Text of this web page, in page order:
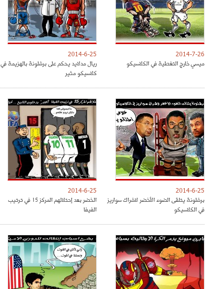
2014-7-26
ميسي خارج التغطية في الكلاسيكو
2014-6-25
ريال مدلايد يحكم على برشلونة بالهزيمة في
كلاسيكو مثير
2014-6-25
برشلونة يتلقى الضوء الأخضر لاشراك سواريز
في الكلاسيكو
2014-6-25
الخضر بعد إحتلالهم المركز 15 في ترتيب
الفيفا